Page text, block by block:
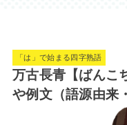
「は」で始まる四字熟語
万古長青【ばんこ
や例文（語源由来